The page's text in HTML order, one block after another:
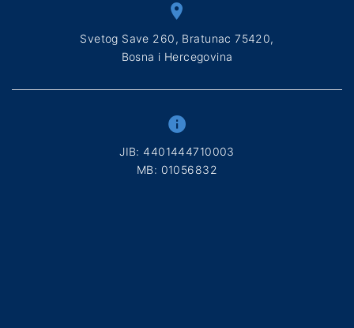
Svetog Save 260, Bratunac 75420,
Bosna i Hercegovina
ЈIB: 4401444710003
МB: 01056832